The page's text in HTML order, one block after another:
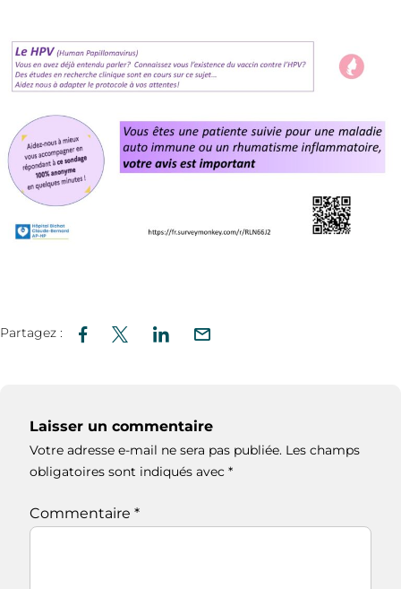
Partagez :
Laisser un commentaire
Votre adresse e-mail ne sera pas publiée. Les champs
obligatoires sont indiqués avec *
Commentaire *